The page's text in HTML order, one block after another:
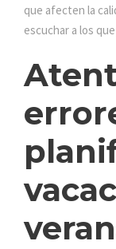
que afecten la
escuchar a los